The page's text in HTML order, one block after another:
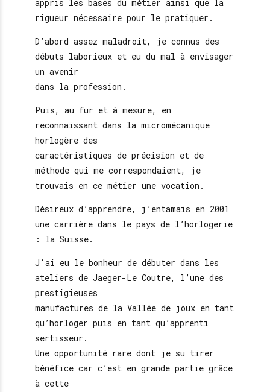
appris les bases du métier ainsi que la
rigueur nécessaire pour le pratiquer.
D’abord assez maladroit, je connus des
débuts laborieux et eu du mal à envisager
un avenir
dans la profession.
Puis, au fur et à mesure, en
reconnaissant dans la micromécanique
horlogère des
caractéristiques de précision et de
méthode qui me correspondaient, je
trouvais en ce métier une vocation.
Désireux d’apprendre, j’entamais en 2001
une carrière dans le pays de l’horlogerie
: la Suisse.
J‘ai eu le bonheur de débuter dans les
ateliers de Jaeger-Le Coutre, l’une des
prestigieuses
manufactures de la Vallée de joux en tant
qu’horloger puis en tant qu’apprenti
sertisseur.
Une opportunité rare dont je su tirer
bénéfice car c’est en grande partie grâce
à cette